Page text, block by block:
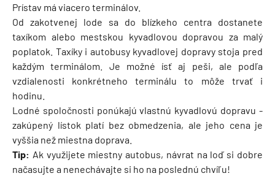
Prístav má viacero terminálov.
Od zakotvenej lode sa do blízkeho centra dostanete
taxíkom alebo mestskou kyvadlovou dopravou za malý
poplatok. Taxíky i autobusy kyvadlovej dopravy stoja pred
každým terminálom. Je možné ísť aj peši, ale podľa
vzdialenosti konkrétneho terminálu to môže trvať i
hodinu.
Lodné spoločnosti ponúkajú vlastnú kyvadlovú dopravu -
zakúpený lístok platí bez obmedzenia, ale jeho cena je
vyššia než miestna doprava.
Tip: Ak využijete miestny autobus, návrat na loď si dobre
načasujte a nenechávajte si ho na poslednú chvíľu!